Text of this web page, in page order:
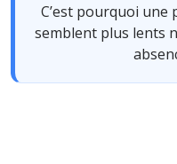
C’est pourquoi une
semblent plus lents